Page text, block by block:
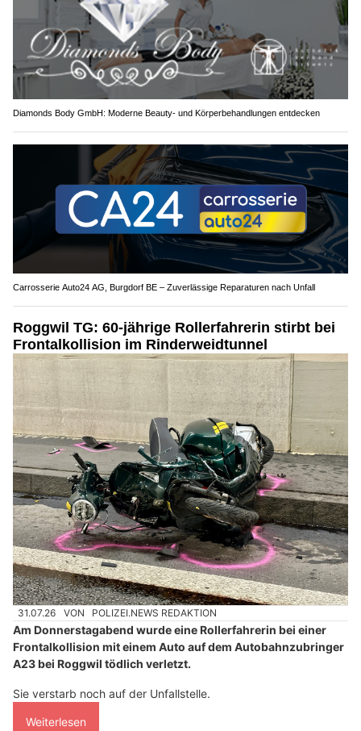
Diamonds Body GmbH: Moderne Beauty- und Körperbehandlungen entdecken
Carrosserie Auto24 AG, Burgdorf BE – Zuverlässige Reparaturen nach Unfall
Roggwil TG: 60-jährige Rollerfahrerin stirbt bei
Frontalkollision im Rinderweidtunnel
31.07.26 VON POLIZEI.NEWS REDAKTION
Am Donnerstagabend wurde eine Rollerfahrerin bei einer
Frontalkollision mit einem Auto auf dem Autobahnzubringer
A23 bei Roggwil tödlich verletzt.
Sie verstarb noch auf der Unfallstelle.
Weiterlesen